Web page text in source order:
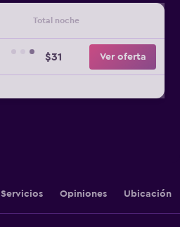
Total noche
$31 Ver oferta
Servicios Opiniones Ubicación